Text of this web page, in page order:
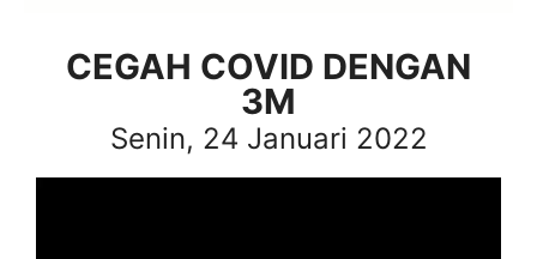
CEGAH COVID DENGAN
3M
Senin, 24 Januari 2022